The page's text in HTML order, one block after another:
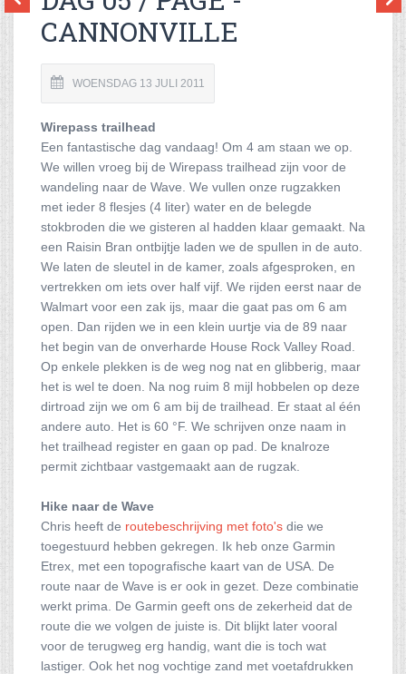
CANNONVILLE
WOENSDAG 13 JULI 2011
Wirepass trailhead
Een fantastische dag vandaag! Om 4 am staan we op.
We willen vroeg bij de Wirepass trailhead zijn voor de
wandeling naar de Wave. We vullen onze rugzakken
met ieder 8 flesjes (4 liter) water en de belegde
stokbroden die we gisteren al hadden klaar gemaakt. Na
een Raisin Bran ontbijtje laden we de spullen in de auto.
We laten de sleutel in de kamer, zoals afgesproken, en
vertrekken om iets over half vijf. We rijden eerst naar de
Walmart voor een zak ijs, maar die gaat pas om 6 am
open. Dan rijden we in een klein uurtje via de 89 naar
het begin van de onverharde House Rock Valley Road.
Op enkele plekken is de weg nog nat en glibberig, maar
het is wel te doen. Na nog ruim 8 mijl hobbelen op deze
dirtroad zijn we om 6 am bij de trailhead. Er staat al één
andere auto. Het is 60 °F. We schrijven onze naam in
het trailhead register en gaan op pad. De knalroze
permit zichtbaar vastgemaakt aan de rugzak.
Hike naar de Wave
Chris heeft de routebeschrijving met foto's die we
toegestuurd hebben gekregen. Ik heb onze Garmin
Etrex, met een topografische kaart van de USA. De
route naar de Wave is er ook in gezet. Deze combinatie
werkt prima. De Garmin geeft ons de zekerheid dat de
route die we volgen de juiste is. Dit blijkt later vooral
voor de terugweg erg handig, want die is toch wat
lastiger. Ook het nog vochtige zand met voetafdrukken